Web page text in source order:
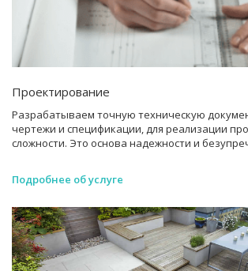
Проектирование
Разрабатываем точную техническую
чертежи и спецификации, для реализации
сложности. Это основа надежности и
Подробнее об услуге